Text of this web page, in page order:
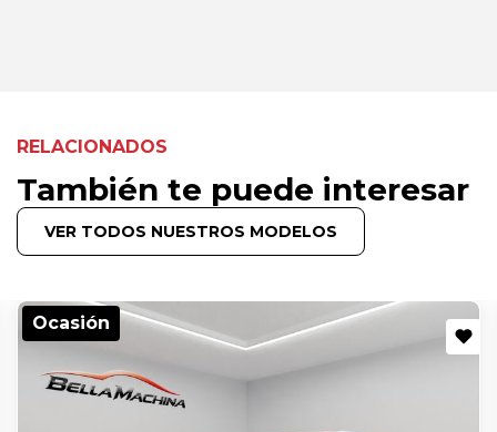
RELACIONADOS
También te puede interesar
VER TODOS NUESTROS MODELOS
Ocasión